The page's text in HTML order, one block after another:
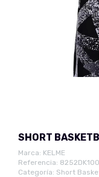
SHORT
Marca: KELME
Referencia:
Categoría: Short